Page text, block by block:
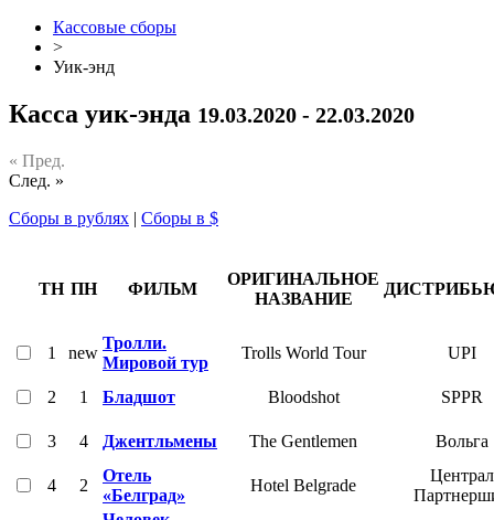
Кассовые сборы
>
Уик-энд
Касса уик-энда 19.03.2020 - 22.03.2020
« Пред.
След. »
Сборы в рублях | Сборы в $
ТН ПН ФИЛЬМ
ОРИГИНАЛЬНОЕ
НАЗВАНИЕ
1 new
Тролли.
Мировой тур
Trolls World Tour UPI
2 1 Бладшот Bloodshot SPPR
3 4 Джентльмены The Gentlemen Вольга
4 2
Отель
«Белград»
Hotel Belgrade
Централ